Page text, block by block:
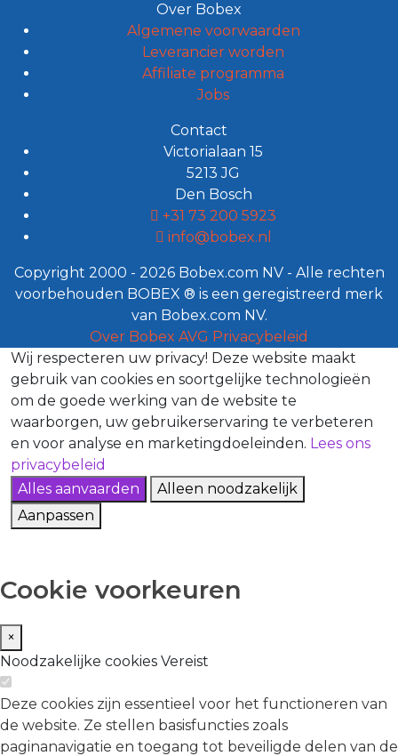
Over Bobex
Algemene voorwaarden
Leverancier worden
Affiliate programma
Jobs
Contact
Victorialaan 15
5213 JG
Den Bosch
+31 73 200 5923
info@bobex.nl
Copyright 2000 - 2026 Bobex.com NV - Alle rechten
voorbehouden BOBEX ® is een geregistreerd merk
van Bobex.com NV.
Over Bobex AVG Privacybeleid
Wij respecteren uw privacy! Deze website maakt
gebruik van cookies en soortgelijke technologieën
om de goede werking van de website te
waarborgen, uw gebruikerservaring te verbeteren
en voor analyse en marketingdoeleinden. Lees ons
privacybeleid
Alles aanvaarden
Alleen noodzakelijk
Aanpassen
Cookie voorkeuren
×
Noodzakelijke cookies Vereist
Deze cookies zijn essentieel voor het functioneren van
de website. Ze stellen basisfuncties zoals
paginanavigatie en toegang tot beveiligde delen van de